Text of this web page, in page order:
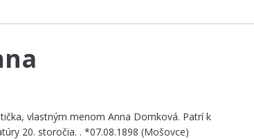
vlastným menom Anna Domková. Patrí k
20. storočia. . *07.08.1898 (Mošovce)